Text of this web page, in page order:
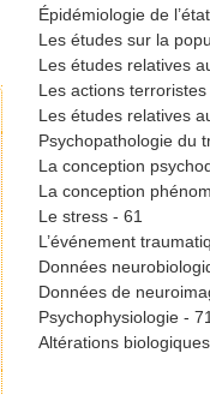
Épidémiologie de
Les études sur la
Les études relatives
Les actions terroristes
Les études relatives
Psychopathologie du
La conception
La conception
Le stress - 61
L’événement
Données
Données de
Psychophysiologie - 71
Altérations